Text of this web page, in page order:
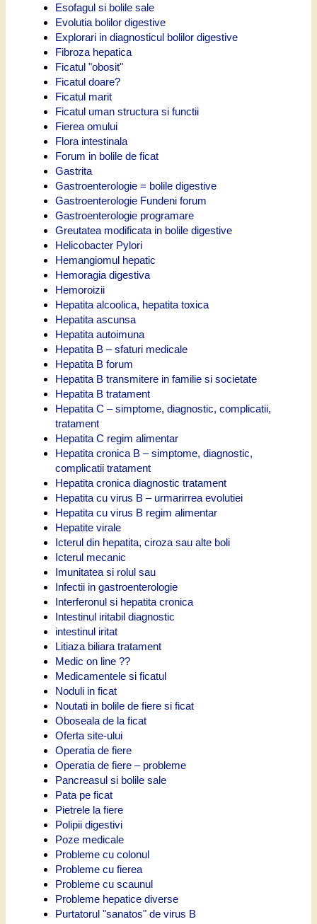
Esofagul si bolile sale
Evolutia bolilor digestive
Explorari in diagnosticul bolilor digestive
Fibroza hepatica
Ficatul "obosit"
Ficatul doare?
Ficatul marit
Ficatul uman structura si functii
Fierea omului
Flora intestinala
Forum in bolile de ficat
Gastrita
Gastroenterologie = bolile digestive
Gastroenterologie Fundeni forum
Gastroenterologie programare
Greutatea modificata in bolile digestive
Helicobacter Pylori
Hemangiomul hepatic
Hemoragia digestiva
Hemoroizii
Hepatita alcoolica, hepatita toxica
Hepatita ascunsa
Hepatita autoimuna
Hepatita B – sfaturi medicale
Hepatita B forum
Hepatita B transmitere in familie si societate
Hepatita B tratament
Hepatita C – simptome, diagnostic, complicatii,
tratament
Hepatita C regim alimentar
Hepatita cronica B – simptome, diagnostic,
complicatii tratament
Hepatita cronica diagnostic tratament
Hepatita cu virus B – urmarirrea evolutiei
Hepatita cu virus B regim alimentar
Hepatite virale
Icterul din hepatita, ciroza sau alte boli
Icterul mecanic
Imunitatea si rolul sau
Infectii in gastroenterologie
Interferonul si hepatita cronica
Intestinul iritabil diagnostic
intestinul iritat
Litiaza biliara tratament
Medic on line ??
Medicamentele si ficatul
Noduli in ficat
Noutati in bolile de fiere si ficat
Oboseala de la ficat
Oferta site-ului
Operatia de fiere
Operatia de fiere – probleme
Pancreasul si bolile sale
Pata pe ficat
Pietrele la fiere
Polipii digestivi
Poze medicale
Probleme cu colonul
Probleme cu fierea
Probleme cu scaunul
Probleme hepatice diverse
Purtatorul "sanatos" de virus B